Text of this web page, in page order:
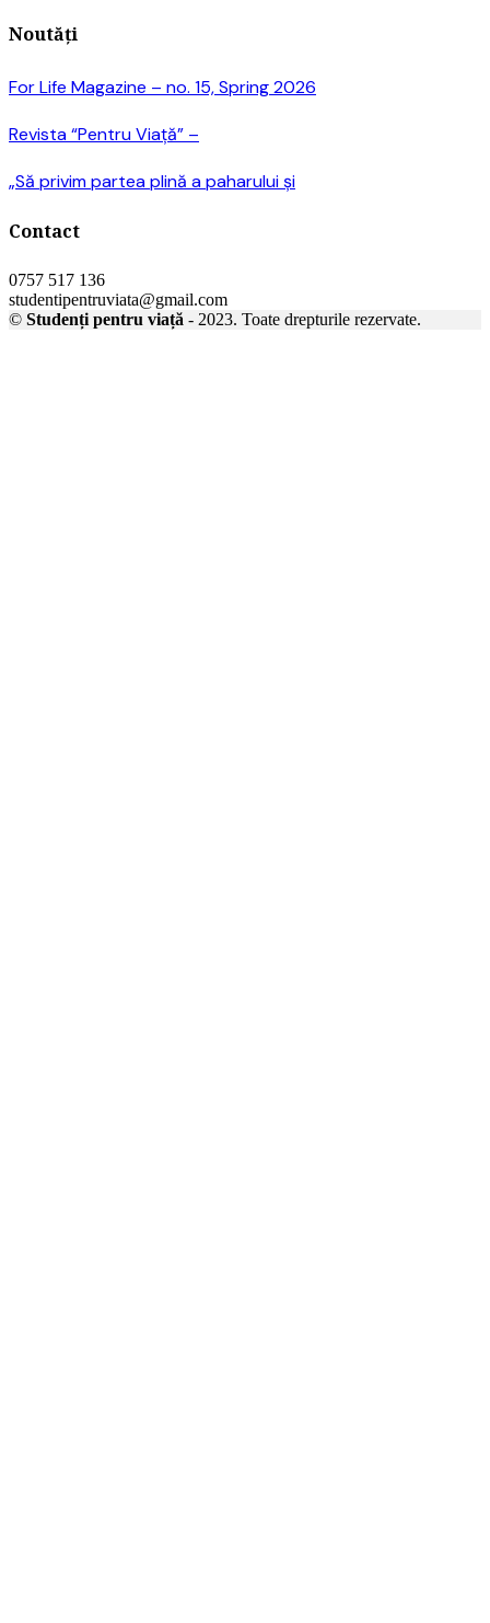
Noutăți
For Life Magazine – no. 15, Spring 2026
Revista “Pentru Viață” –
„Să privim partea plină a paharului și
Contact
0757 517 136
studentipentruviata@gmail.com
© Studenți pentru viață - 2023. Toate drepturile rezervate.